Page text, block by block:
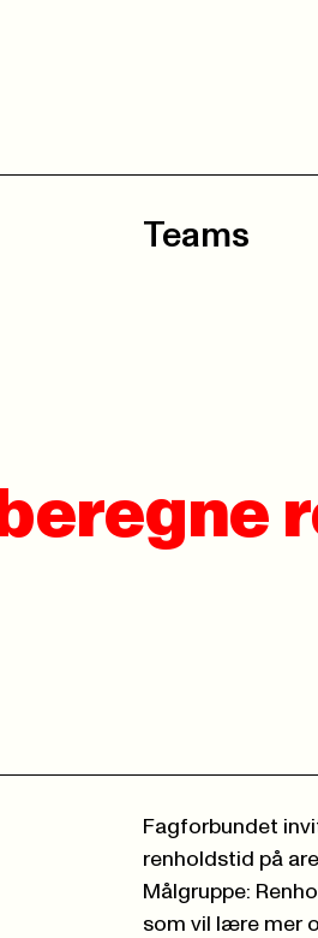
Teams
Fagforbundet
renholdstid på
Målgruppe:
som vil lære mer